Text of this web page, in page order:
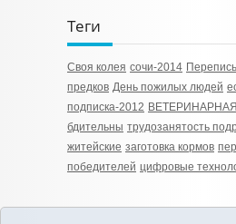
Теги
Своя колея сочи-2014
предков День пожилых людей
подписка-2012
бдительны трудозанятость
житейские заготовка кормов
победителей цифровые